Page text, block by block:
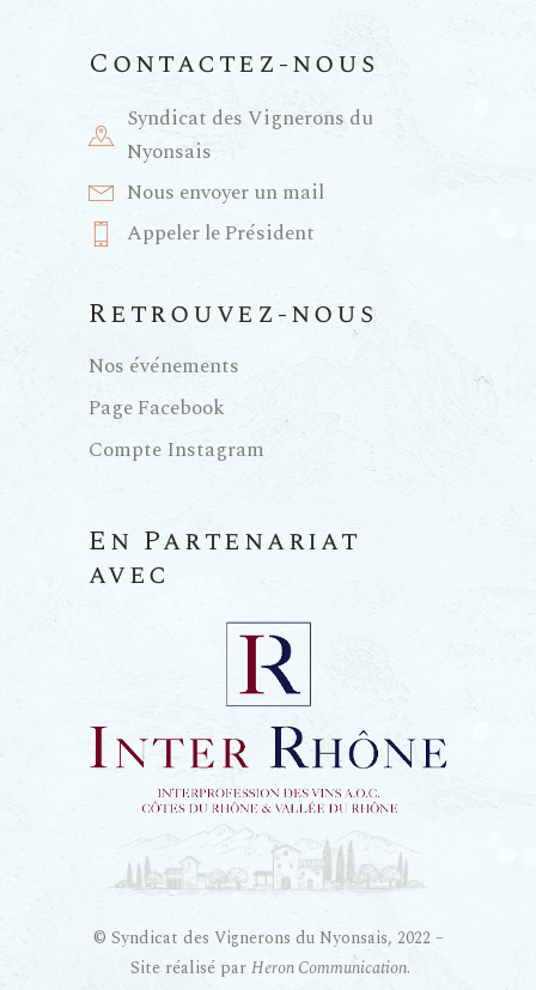
Contactez-nous
Syndicat des Vignerons du
Nyonsais
Nous envoyer un mail
Appeler le Président
Retrouvez-nous
Nos événements
Page Facebook
Compte Instagram
En Partenariat
avec
© Syndicat des Vignerons du Nyonsais, 2022 –
Site réalisé parHeron Communication.